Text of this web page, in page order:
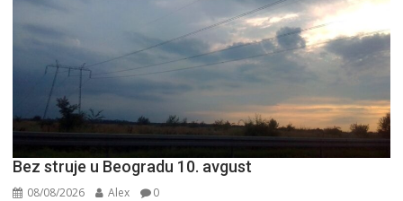
Bez struje u Beogradu 10. avgust
08/08/2026 Alex 0